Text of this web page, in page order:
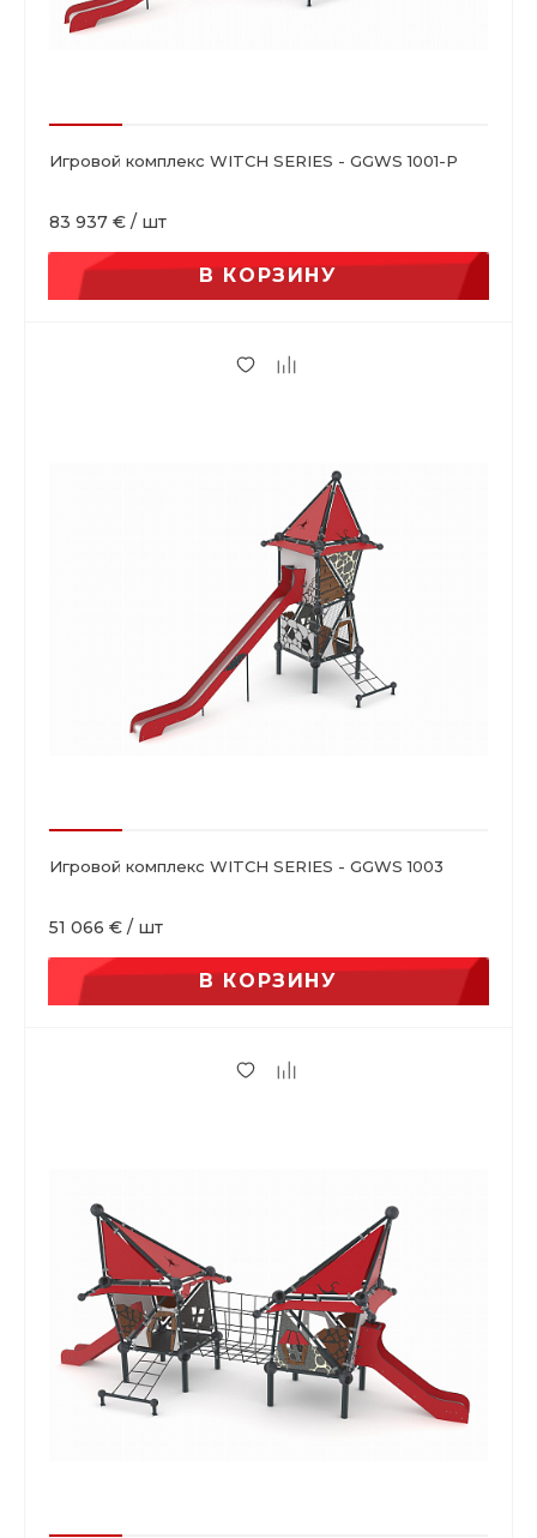
Игровой комплекс WITCH SERIES - GGWS 1001-P
83 937 € / шт
В КОРЗИНУ
Игровой комплекс WITCH SERIES - GGWS 1003
51 066 € / шт
В КОРЗИНУ